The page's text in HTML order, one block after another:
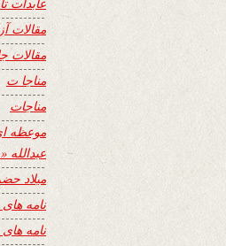
مقالات
مقالات
مناجا ت
مناجات
موعظه
عبدالله
میلاد
نامه
نامه های